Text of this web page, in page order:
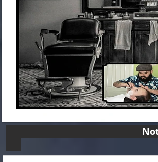
Notícia